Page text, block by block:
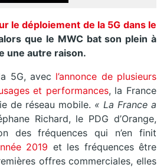
le déploiement de la 5G dans le
que le MWC bat son plein à
une autre raison.
5G, avec l’annonce de plusieurs
et performances, la France
de réseau mobile. « La France a
Richard, le PDG d’Orange,
des fréquences qui n’en finit
2019 et les fréquences être
offres commerciales, elles